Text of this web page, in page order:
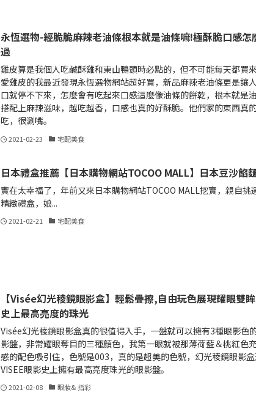
永恆選物-經脆脆麻辣老油條根本就是油條嘛!極酥脆口感怎
過
雞皮算是我個人吃鹹酥雞和東山鴨頭時必點的，但不可能每天都買
愛雞皮的我最近發現永恆選物網站超好買，新品麻辣老油條更是讓
口就停不下來，怎麼會有吃起來口感這麼像油條的餅乾，根本就是
搭配上麻辣滋味，越吃越香，口感也真的好酥脆。他們家的東西真
吃，很涮嘴。
2021-02-23 宅配美食
日本禮盒推薦【日本購物網站TOCOO MALL】日本豆沙餡
實在太幸福了，年前又來日本購物網站TOCOO MALL挖寶，親自挑
精緻禮盒，娘...
2021-02-21 宅配美食
【Visée幻光稜鏡眼影盒】輕鬆疊擦,自由玩色展現耀眼雙
史上最高亮度的珠光
Visée幻光稜鏡眼影盒真的很值得入手，一盤就可以擁有3種眼影色
影盤，非常耀眼奪目的三種顏色，我第一眼就被那薄荷藍＆桃紅色
感的配色吸引住，色號是003，真的是超美的色號，幻光稜鏡眼影
VISEE眼影史上擁有最高亮度珠光的眼影盤。
2021-02-08 眼妝& 指彩